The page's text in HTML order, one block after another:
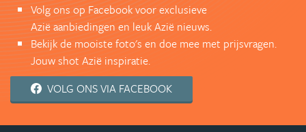
Volg ons op Facebook voor exclusieve
Azië aanbiedingen en leuk Azië nieuws.
Bekijk de mooiste foto's en doe mee met prijsvragen.
Jouw shot Azië inspiratie.
VOLG ONS VIA FACEBOOK